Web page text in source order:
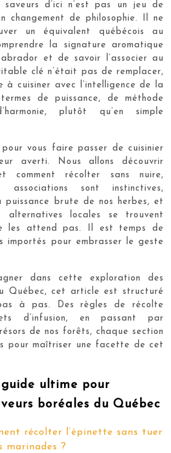
d’ici n’est pas un jeu de
changement de philosophie. Il ne
un équivalent québécois au
la signature aromatique
et de savoir l’associer au
clé n’était pas de remplacer,
à cuisiner avec l’intelligence de la
de puissance, de méthode
plutôt qu’en simple
vous faire passer de cuisinier
averti. Nous allons découvrir
comment récolter sans nuire,
associations sont instinctives,
puissance brute de nos herbes, et
alternatives locales se trouvent
les attend pas. Il est temps de
importés pour embrasser le geste
dans cette exploration des
Québec, cet article est structuré
à pas. Des règles de récolte
d’infusion, en passant par
de nos forêts, chaque section
pour maîtriser une facette de cet
ultime pour
boréales du Québec
récolter l’épinette sans tuer
marinades ?